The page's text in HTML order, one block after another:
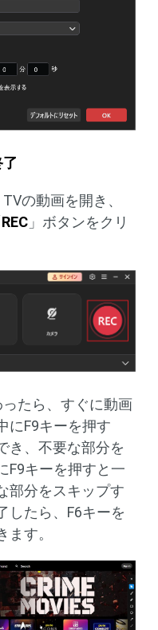
の動画を開き、
REC 」ボタンをクリ
たら、すぐに動画
にF9キーを押す
き、不要な部分を
F9キーを押すと一
部分をスキップす
したら、F6キーを
す。